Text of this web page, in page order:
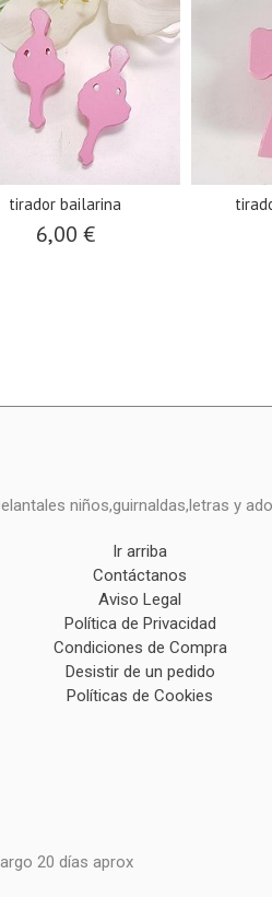
tirador bailarina
6,00 €
niños,guirnaldas,letras y
Ir arriba
Contáctanos
Aviso Legal
Política de Privacidad
Condiciones de Compra
Desistir de un pedido
Políticas de Cookies
20 días aprox